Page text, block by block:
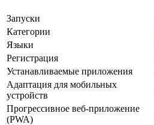
Запуски
Категории
Языки
Регистрация
Устанавливаемые приложения
Адаптация для мобильных
устройств
Прогрессивное веб-приложение
(PWA)